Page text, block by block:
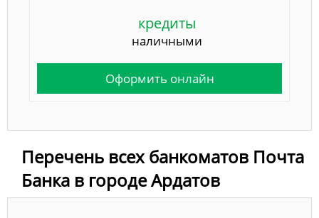
кредиты
наличными
Оформить онлайн
Перечень всех банкоматов Почта
Банка в городе Ардатов